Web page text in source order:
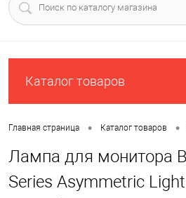
Каталог товаров
Главная страница • Каталог товаров •
Лампа для монитора
Series Asymmetric